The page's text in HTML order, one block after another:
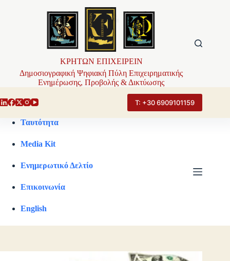
ΚΡΗΤΩΝ ΕΠΙΧΕΙΡΕΙΝ
Δημοσιογραφική Ψηφιακή Πύλη Επιχειρηματικής
Ενημέρωσης, Προβολής & Δικτύωσης
Τ: +30 6909101159
Ταυτότητα
Media Kit
Ενημερωτικό Δελτίο
Επικοινωνία
English